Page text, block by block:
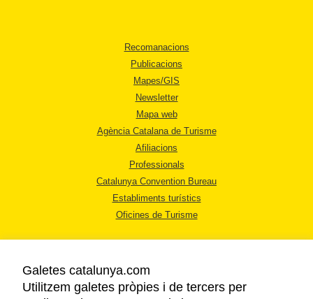
Recomanacions
Publicacions
Mapes/GIS
Newsletter
Mapa web
Agència Catalana de Turisme
Afiliacions
Professionals
Catalunya Convention Bureau
Establiments turístics
Oficines de Turisme
Galetes catalunya.com
Utilitzem galetes pròpies i de tercers per